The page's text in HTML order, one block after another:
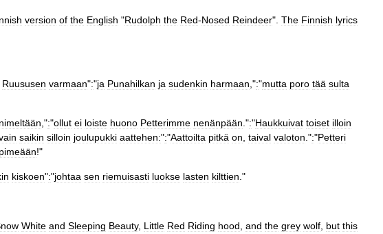
version of the English "Rudolph the Red-Nosed Reindeer". The Finnish lyrics
Ruususen varmaan":"ja Punahilkan ja sudenkin harmaan ,":"mutta poro tää sulta
nimeltään ,":"ollut ei loiste huono Petterimme nenänpään .":"Haukkuivat toiset illoin
saikin silloin joulupukki aattehen:":"Aattoilta pitkä on taival valoton .":"Petteri
pimeään!"
kiskoen":"johtaa sen riemuisasti luokse lasten kilttien ."
White and Sleeping Beauty, Little Red Riding hood and the grey wolf but this